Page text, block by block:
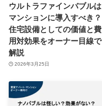
ウルトラファインバブルは
マンションに導入すべき？
住宅設備としての価値と費
用対効果をオーナー目線で
解説
2026年3月25日